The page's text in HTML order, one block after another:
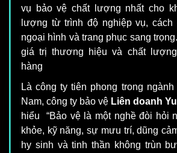
vụ bảo vệ chất lượng nhất cho
lượng từ trình độ nghiệp vụ,
ngoại hình và trang phục sang
giá trị thương hiệu và chất
hàng
Là công ty tiên phong trong
Nam, công ty bảo vệ Liên doanh
hiểu “Bảo vệ là một nghề đòi hỏi
khỏe, kỹ năng, sự mưu trí, dũng
hy sinh và tinh thần không trùn